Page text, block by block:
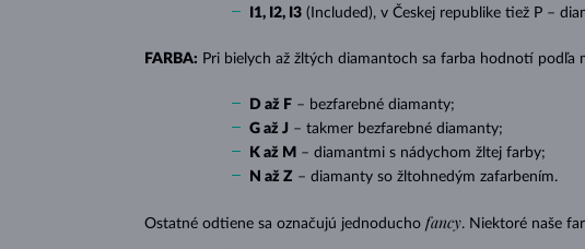
I1, I2, I3 (Included), v Českej republike tiež P –
FARBA: Pri bielych až žltých diamantoch sa farba hodnotí podľa
D až F – bezfarebné diamanty;
G až J – takmer bezfarebné diamanty;
K až M – diamantmi s nádychom žltej farby;
N až Z – diamanty so žltohnedým zafarbením.
Ostatné odtiene sa označujú jednoducho fancy. Niektoré naše